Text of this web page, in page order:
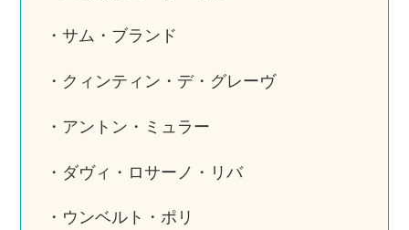
・サム・ブランド
・クィンティン・デ・グレーヴ
・アントン・ミュラー
・ダヴィ・ロサーノ・リバ
・ウンベルト・ポリ